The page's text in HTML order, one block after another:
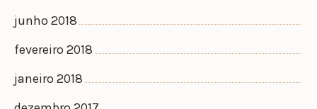
junho 2018
fevereiro 2018
janeiro 2018